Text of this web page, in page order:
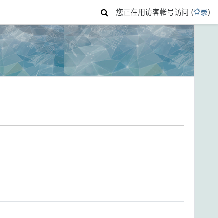
您正在用访客帐号访问 (登录)